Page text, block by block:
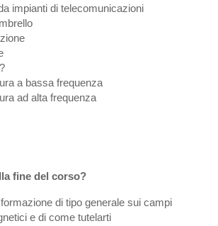
impianti di telecomunicazioni
a bassa frequenza
ad alta frequenza
fine del corso?
di tipo generale sui campi
e di come tutelarti